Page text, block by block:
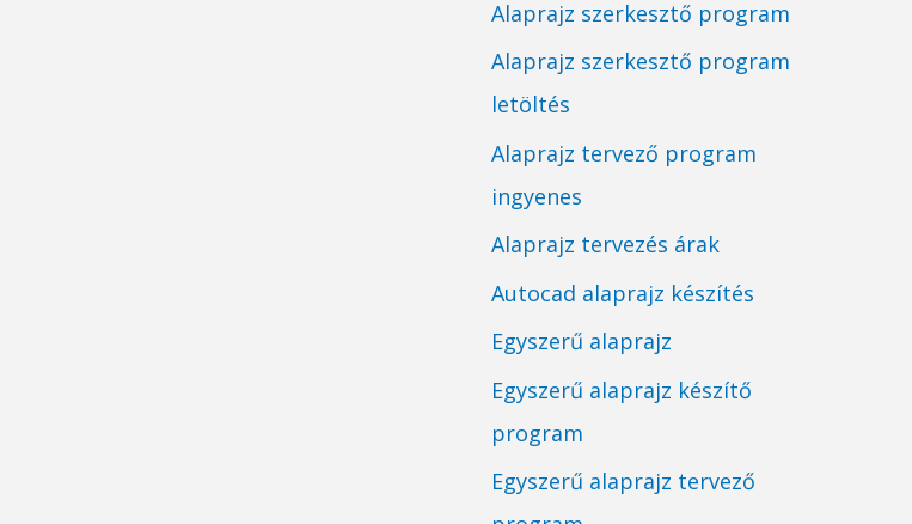
Alaprajz szerkesztő program
Alaprajz szerkesztő program
letöltés
Alaprajz tervező program
ingyenes
Alaprajz tervezés árak
Autocad alaprajz készítés
Egyszerű alaprajz
Egyszerű alaprajz készítő
program
Egyszerű alaprajz tervező